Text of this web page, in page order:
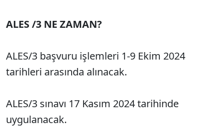
ALES /3 NE ZAMAN?
ALES/3 başvuru işlemleri 1-9 Ekim 2024
tarihleri arasında alınacak.
ALES/3 sınavı 17 Kasım 2024 tarihinde
uygulanacak.